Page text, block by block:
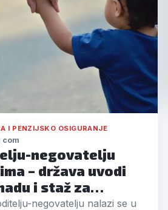
I PENZIJSKO OSIGURANJE
com
negovatelju
– država uvodi
i staž za…
negovatelju nalazi se u